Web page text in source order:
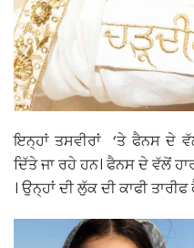
ਇਨ੍ਹਾਂ ਤਸਵੀਰਾਂ ‘ਤੇ ਫੈਨਸ ਦੇ
ਦਿੱਤੇ ਜਾ ਰਹੇ ਹਨ। ਫੈਨਸ ਦੇ ਵੱਲੋਂ
। ਉਨ੍ਹਾਂ ਦੀ ਲੁੱਕ ਦੀ ਕਾਫੀ